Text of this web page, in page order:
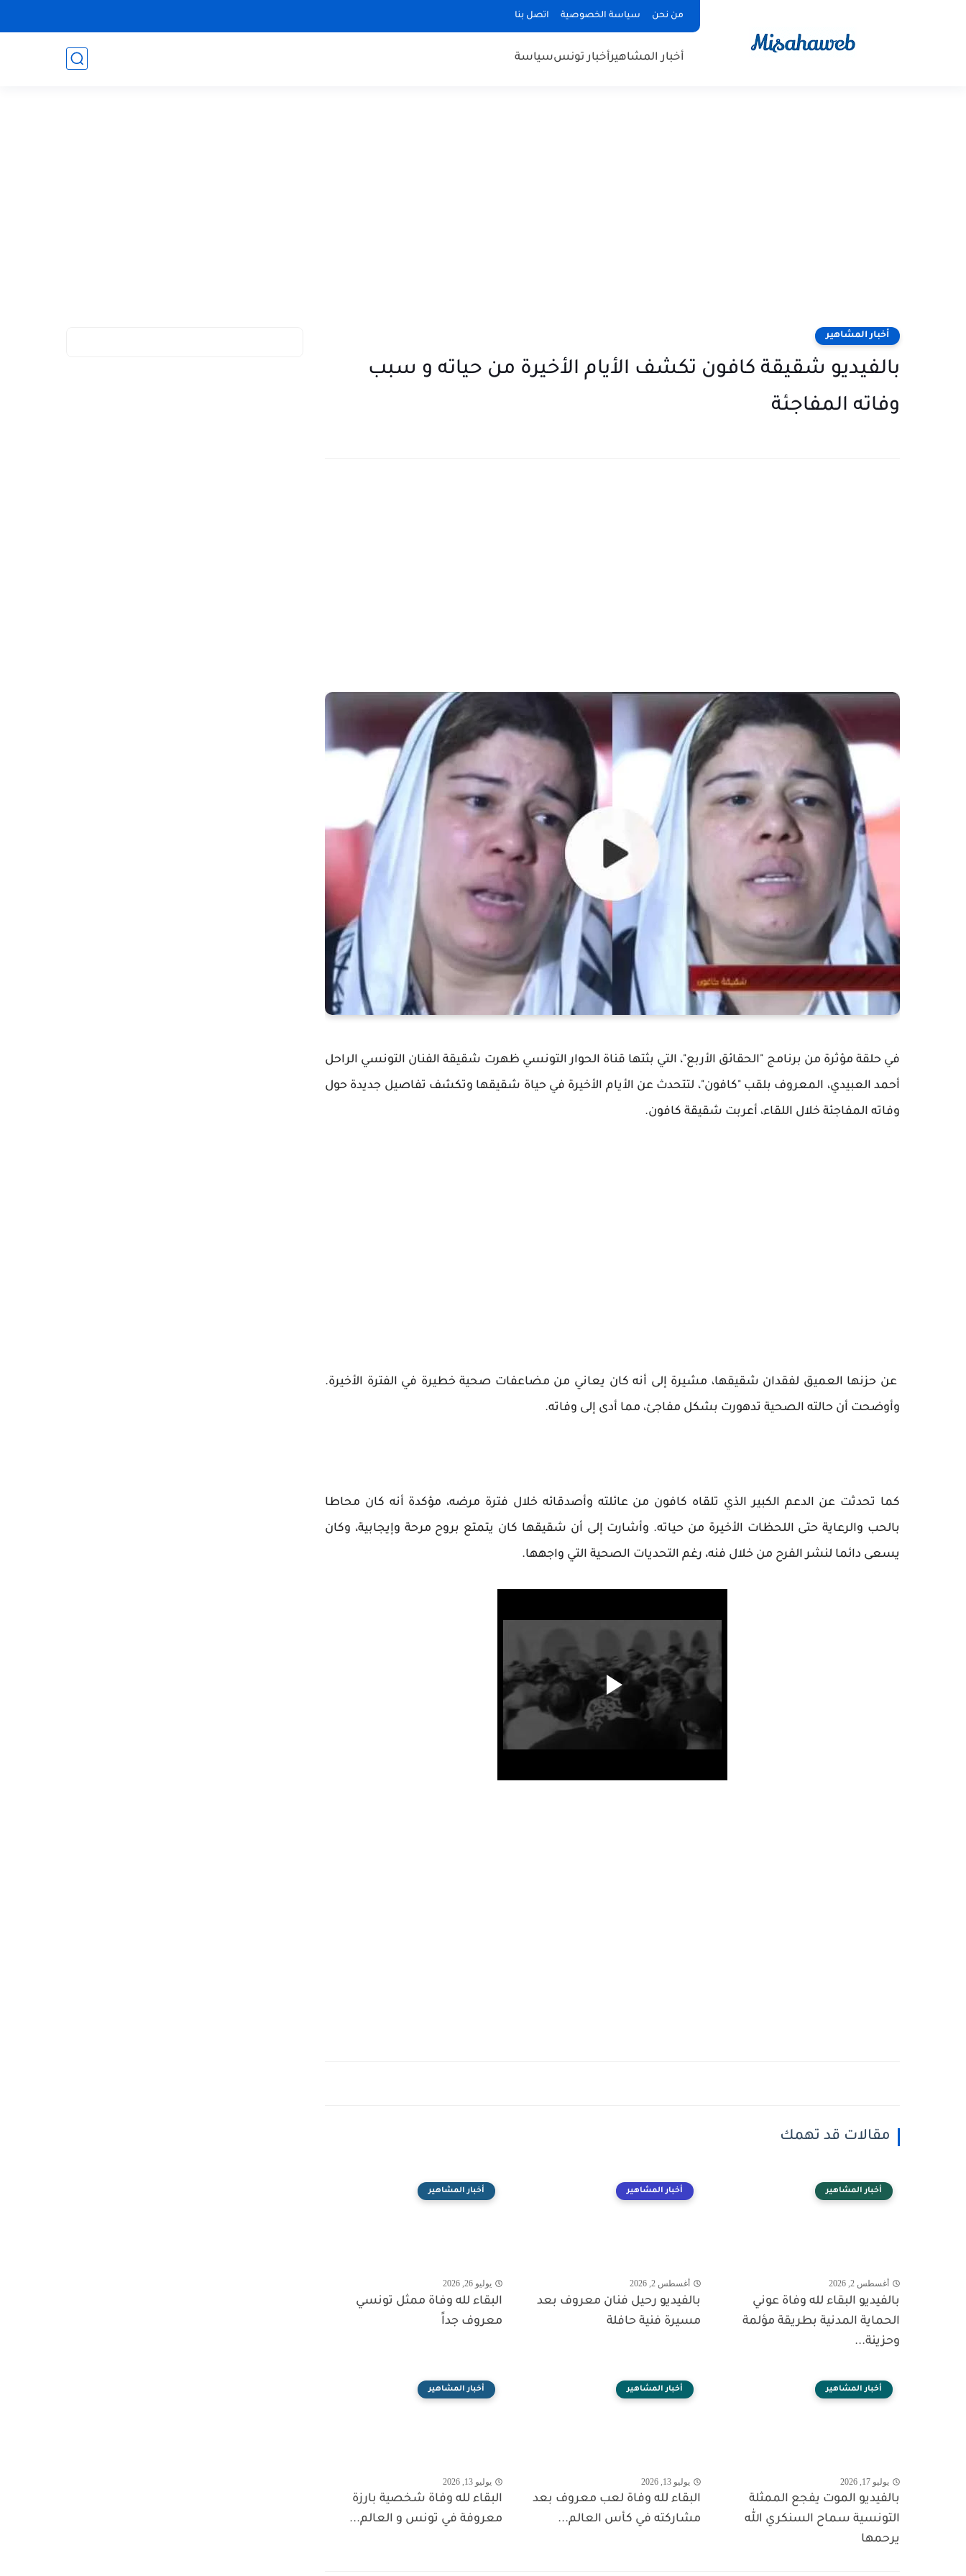
من نحن سياسة الخصوصية اتصل بنا
أخبار المشاهيرأخبار تونسسياسة
أخبار المشاهير
بالفيديو شقيقة كافون تكشف الأيام الأخيرة من حياته و سبب
وفاته المفاجئة
في حلقة مؤثرة من برنامج "الحقائق الأربع"، التي بثتها قناة الحوار التونسي ظهرت شقيقة الفنان التونسي الراحل
أحمد العبيدي، المعروف بلقب "كافون"، لتتحدث عن الأيام الأخيرة في حياة شقيقها وتكشف تفاصيل جديدة حول
وفاته المفاجئة خلال اللقاء، أعربت شقيقة كافون.
عن حزنها العميق لفقدان شقيقها، مشيرة إلى أنه كان يعاني من مضاعفات صحية خطيرة في الفترة الأخيرة.
وأوضحت أن حالته الصحية تدهورت بشكل مفاجئ، مما أدى إلى وفاته.
كما تحدثت عن الدعم الكبير الذي تلقاه كافون من عائلته وأصدقائه خلال فترة مرضه، مؤكدة أنه كان محاطا
بالحب والرعاية حتى اللحظات الأخيرة من حياته. وأشارت إلى أن شقيقها كان يتمتع بروح مرحة وإيجابية، وكان
يسعى دائما لنشر الفرح من خلال فنه، رغم التحديات الصحية التي واجهها.
مقالات قد تهمك
أخبار المشاهير
أغسطس 2, 2026
بالفيديو البقاء لله وفاة عوني
الحماية المدنية بطريقة مؤلمة
وحزينة...
أخبار المشاهير
أغسطس 2, 2026
بالفيديو رحيل فنان معروف بعد
مسيرة فنية حافلة
أخبار المشاهير
يوليو 26, 2026
البقاء لله وفاة ممثل تونسي
معروف جداً
أخبار المشاهير
يوليو 17, 2026
بالفيديو الموت يفجع الممثلة
التونسية سماح السنكري الله
يرحمها
أخبار المشاهير
يوليو 13, 2026
البقاء لله وفاة لعب معروف بعد
مشاركته في كأس العالم...
أخبار المشاهير
يوليو 13, 2026
البقاء لله وفاة شخصية بارزة
معروفة في تونس و العالم...